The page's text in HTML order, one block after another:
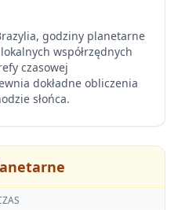
godziny planetarne
współrzędnych
czasowej
dokładne obliczenia
słońca.